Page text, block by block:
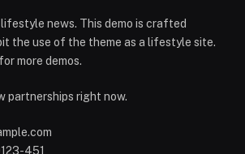
news. This demo is crafted
the use of the theme as a lifestyle site.
more demos.
partnerships right now.
451